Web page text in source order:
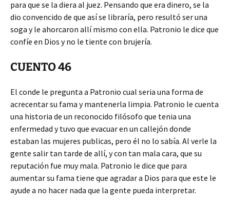
para que se la diera al juez. Pensando que era dinero, se la
dio convencido de que así se libraría, pero resultó ser una
soga y le ahorcaron allí mismo con ella. Patronio le dice que
confíe en Dios y no le tiente con brujería.
CUENTO 46
El conde le pregunta a Patronio cual seria una forma de
acrecentar su fama y mantenerla limpia. Patronio le cuenta
una historia de un reconocido filósofo que tenia una
enfermedad y tuvo que evacuar en un callejón donde
estaban las mujeres publicas, pero él no lo sabía. Al verle la
gente salir tan tarde de allí, y con tan mala cara, que su
reputación fue muy mala. Patronio le dice que para
aumentar su fama tiene que agradar a Dios para que este le
ayude a no hacer nada que la gente pueda interpretar.